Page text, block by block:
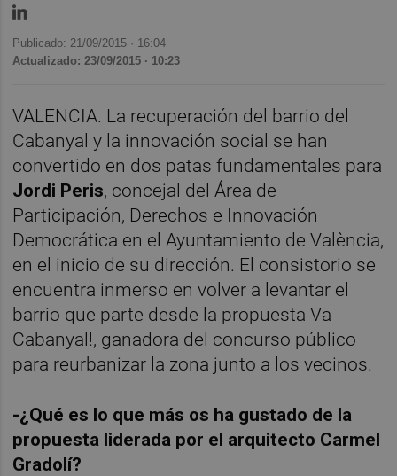
Publicado: 21/09/2015 · 16:04
Actualizado: 23/09/2015 · 10:23
VALENCIA. La recuperación del barrio del
Cabanyal y la innovación social se han
convertido en dos patas fundamentales para
Jordi Peris, concejal del Área de
Participación, Derechos e Innovación
Democrática en el Ayuntamiento de València,
en el inicio de su dirección. El consistorio se
encuentra inmerso en volver a levantar el
barrio que parte desde la propuesta Va
Cabanyal!, ganadora del concurso público
para reurbanizar la zona junto a los vecinos.
-¿Qué es lo que más os ha gustado de la
propuesta liderada por el arquitecto Carmel
Gradolí?